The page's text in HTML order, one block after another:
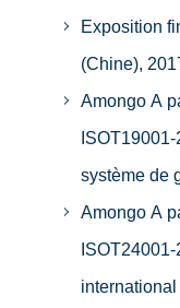
Exposition
(Chine),
Amongo A
système de
Amongo A